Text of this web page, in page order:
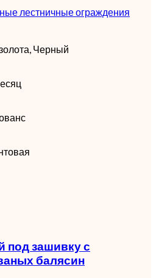
лестничные ограждения
Черный
под зашивку с
балясин